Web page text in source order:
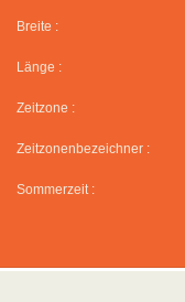
Breite :
Länge :
Zeitzone :
Zeitzonenbezeichner :
Sommerzeit :